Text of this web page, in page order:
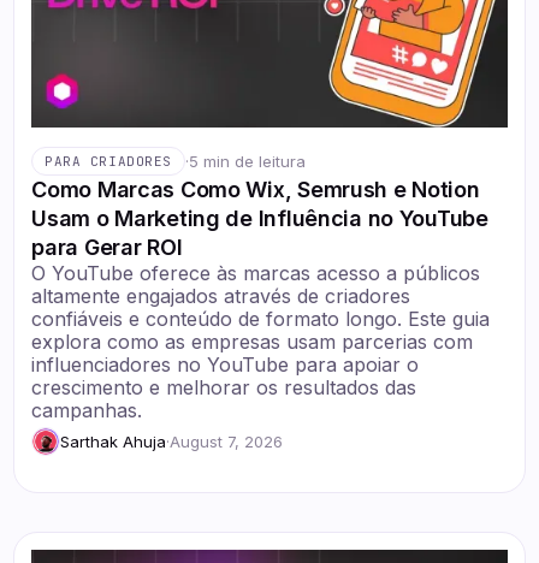
PARA CRIADORES ·5 min de leitura
Como Marcas Como Wix, Semrush e Notion
Usam o Marketing de Influência no YouTube
para Gerar ROI
O YouTube oferece às marcas acesso a públicos
altamente engajados através de criadores
confiáveis e conteúdo de formato longo. Este guia
explora como as empresas usam parcerias com
influenciadores no YouTube para apoiar o
crescimento e melhorar os resultados das
campanhas.
Sarthak Ahuja·August 7, 2026